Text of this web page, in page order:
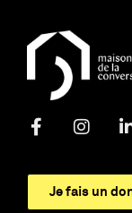
Je fais un